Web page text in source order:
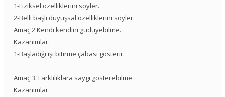
1-Fiziksel özelliklerini söyler.
2-Belli başlı duyuşsal özelliklerini söyler.
Amaç 2:Kendi kendini güdüyebilme.
Kazanımlar:
1-Başladığı işi bitirme çabası gösterir.
Amaç 3: Farklılıklara saygı gösterebilme.
Kazanımlar